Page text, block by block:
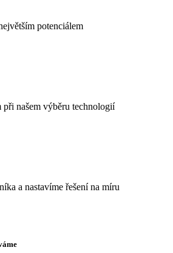
potenciálem
při našem výběru technologií
a nastavíme řešení na míru